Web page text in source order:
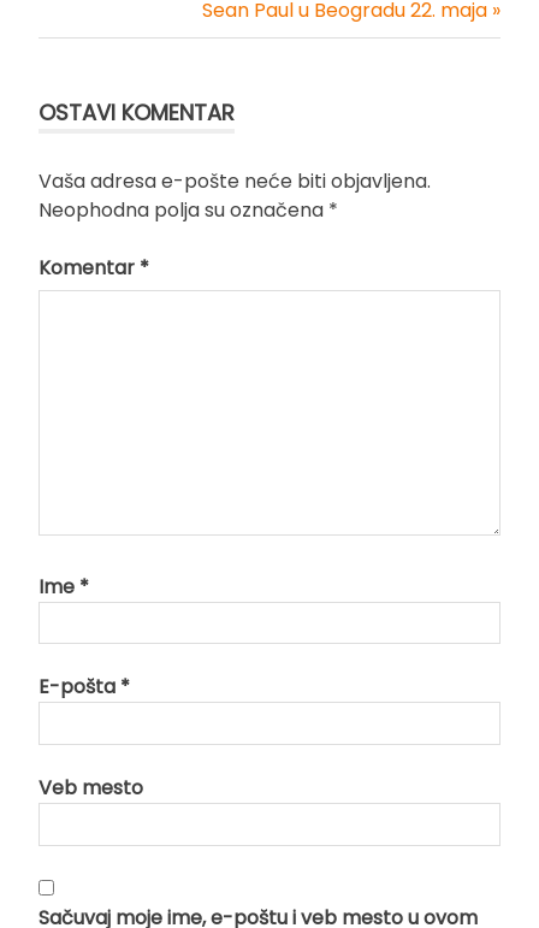
Sean Paul u Beogradu 22. maja »
OSTAVI KOMENTAR
Vaša adresa e-pošte neće biti objavljena.
Neophodna polja su označena *
Komentar *
Ime *
E-pošta *
Veb mesto
Sačuvaj moje ime, e-poštu i veb mesto u ovom